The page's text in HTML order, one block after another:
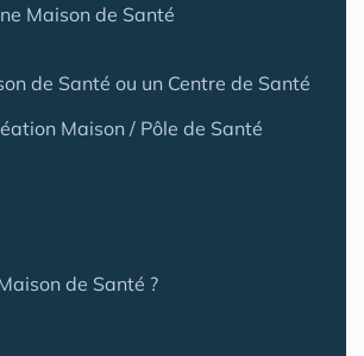
Maison de Santé
de Santé ou un Centre de Santé
Maison / Pôle de Santé
de Santé ?